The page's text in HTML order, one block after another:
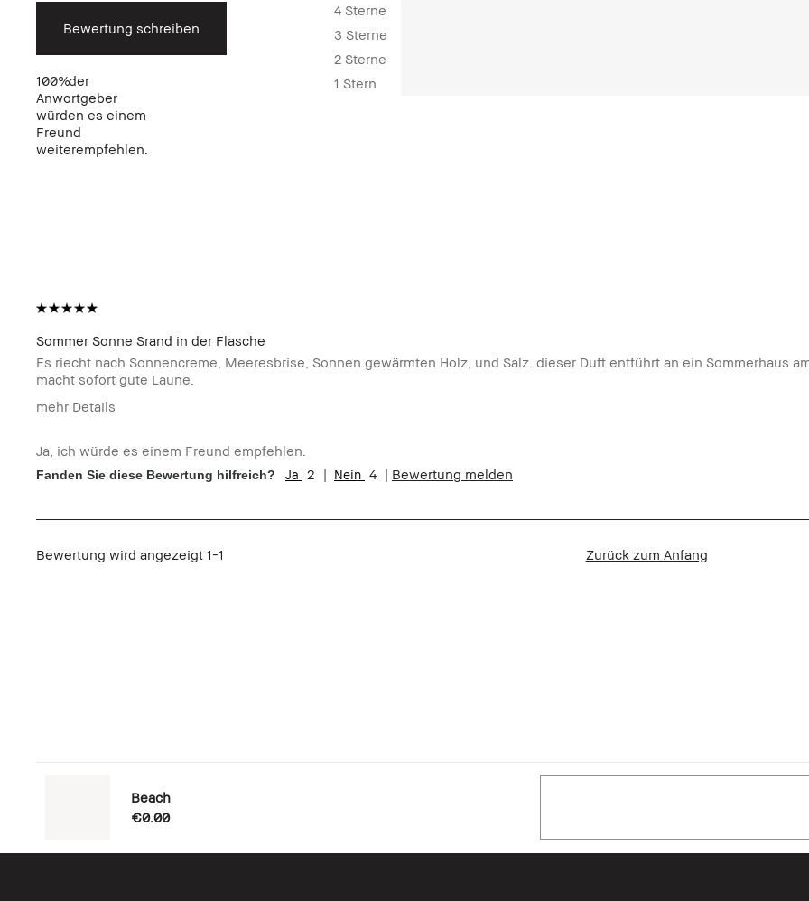
Bewertung schreiben
100%der
Anwortgeber
würden es einem
Freund
weiterempfehlen.
4 Sterne
3 Sterne
2 Sterne
1 Stern
Sommer Sonne Srand in der Flasche
Es riecht nach Sonnencreme, Meeresbrise, Sonnen gewärmten Holz, und Salz. dieser Duft entführt an ein Sommerhaus
macht sofort gute Laune.
mehr Details
Produktvorteile:
Natürlich schmeichelnd, Tragbar
Ja, ich würde es einem Freund empfehlen.
Fanden Sie diese Bewertung hilfreich? 2 4 Bewertung melden
Bewertung wird angezeigt 1-1 Zurück zum Anfang
Beach
€0.00